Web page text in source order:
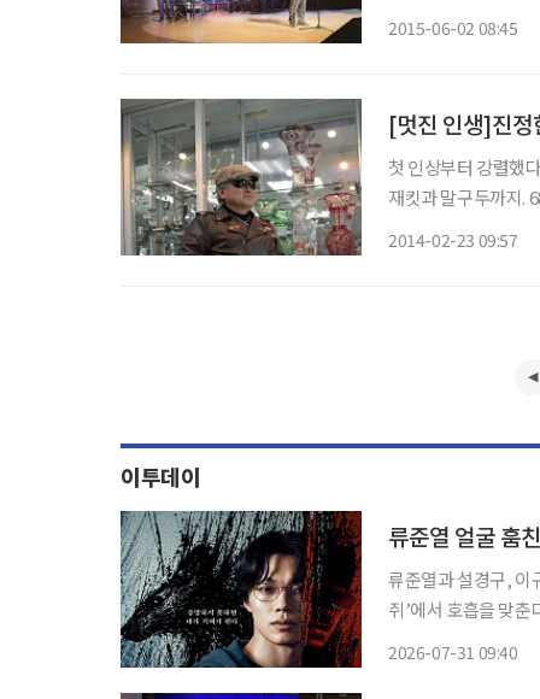
2015-06-02 08:45
첫 인상부터 강렬했
재킷과 말구두까지. 68
2014-02-23 09:57
이투데이
류준열 얼굴 훔
류준열과 설경구, 이
쥐’에서 호흡을 맞춘다. 넷플릭스는 시리즈 ‘들쥐’를 8월 28일 공개한다고 밝히며
2026-07-31 09:40